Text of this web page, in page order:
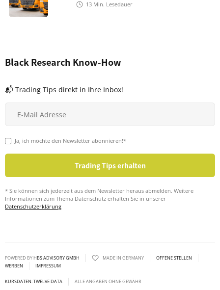
13 Min. Lesedauer
Black Research Know-How
📬 Trading Tips direkt in Ihre Inbox!
Ja, ich möchte den Newsletter abonnieren!*
* Sie können sich jederzeit aus dem Newsletter heraus abmelden. Weitere
Informationen zum Thema Datenschutz erhalten Sie in unserer
Datenschutzerklärung
POWERED BYHBS ADVISORY GMBH MADE IN GERMANY
OFFENE STELLEN
WERBEN
IMPRESSUM
KURSDATEN: TWELVE DATA ALLE ANGABEN OHNE GEWÄHR